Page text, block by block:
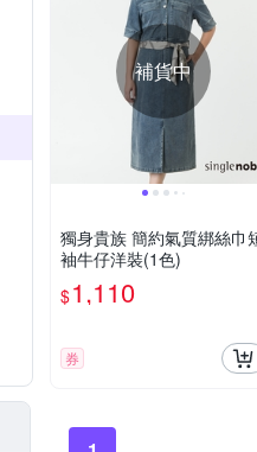
補貨中
獨身貴族 簡約氣質綁絲巾
袖牛仔洋裝(1色)
$1,110
券